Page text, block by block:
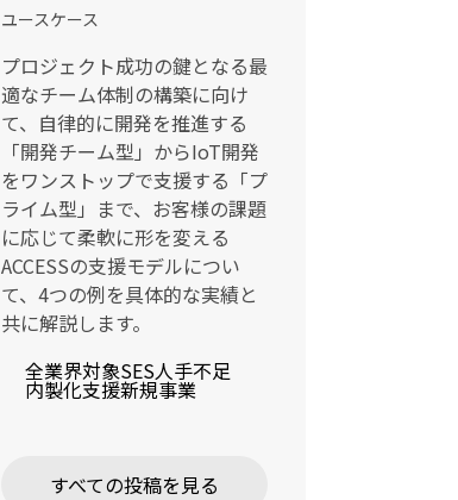
ユースケース
プロジェクト成功の鍵となる最
適なチーム体制の構築に向け
て、自律的に開発を推進する
「開発チーム型」からIoT開発
をワンストップで支援する「プ
ライム型」まで、お客様の課題
に応じて柔軟に形を変える
ACCESSの支援モデルについ
て、4つの例を具体的な実績と
共に解説します。
全業界対象SES人手不足
内製化支援新規事業
すべての投稿を見る